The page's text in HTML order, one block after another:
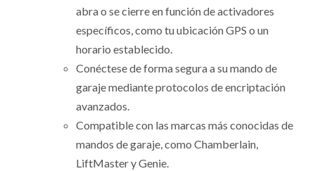
abra o se cierre en función de activadores
específicos, como tu ubicación GPS o un
horario establecido.
Conéctese de forma segura a su mando de
garaje mediante protocolos de encriptación
avanzados.
Compatible con las marcas más conocidas de
mandos de garaje, como Chamberlain,
LiftMaster y Genie.